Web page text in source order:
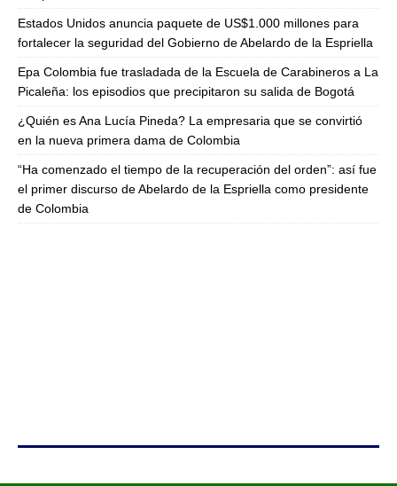
Estados Unidos anuncia paquete de US$1.000 millones para
fortalecer la seguridad del Gobierno de Abelardo de la Espriella
Epa Colombia fue trasladada de la Escuela de Carabineros a La
Picaleña: los episodios que precipitaron su salida de Bogotá
¿Quién es Ana Lucía Pineda? La empresaria que se convirtió
en la nueva primera dama de Colombia
“Ha comenzado el tiempo de la recuperación del orden”: así fue
el primer discurso de Abelardo de la Espriella como presidente
de Colombia